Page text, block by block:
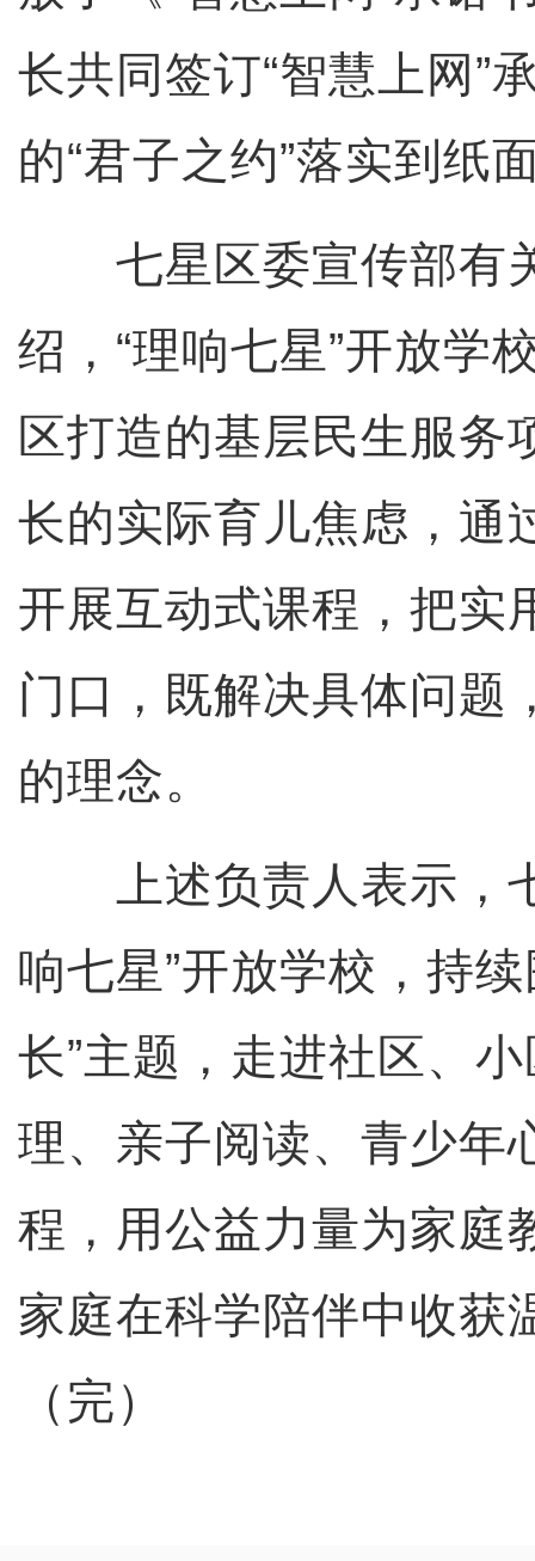
长共同签订“智慧上网”
的“君子之约”落实到纸
七星区委宣传部有
绍，“理响七星”开放学
区打造的基层民生服务
长的实际育儿焦虑，通
开展互动式课程，把实
门口，既解决具体问题
的理念。
上述负责人表示，
响七星”开放学校，持
长”主题，走进社区、
理、亲子阅读、青少年
程，用公益力量为家庭
家庭在科学陪伴中收获
（完）